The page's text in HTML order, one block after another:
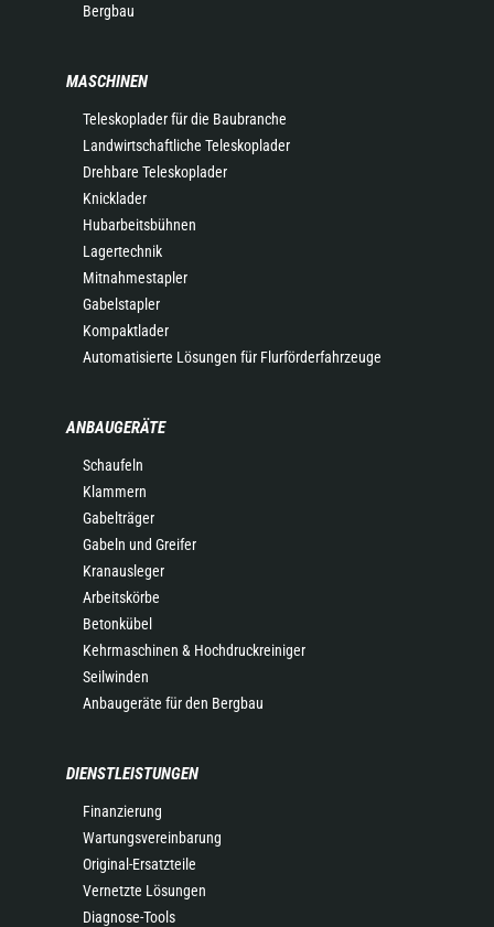
Bergbau
MASCHINEN
Teleskoplader für die Baubranche
Landwirtschaftliche Teleskoplader
Drehbare Teleskoplader
Knicklader
Hubarbeitsbühnen
Lagertechnik
Mitnahmestapler
Gabelstapler
Kompaktlader
Automatisierte Lösungen für Flurförderfahrzeuge
ANBAUGERÄTE
Schaufeln
Klammern
Gabelträger
Gabeln und Greifer
Kranausleger
Arbeitskörbe
Betonkübel
Kehrmaschinen & Hochdruckreiniger
Seilwinden
Anbaugeräte für den Bergbau
DIENSTLEISTUNGEN
Finanzierung
Wartungsvereinbarung
Original-Ersatzteile
Vernetzte Lösungen
Diagnose-Tools